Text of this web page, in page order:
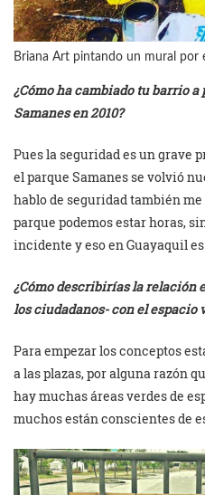
Briana Art pintando un mural por
¿Cómo ha cambiado tu barrio
Samanes en 2010?
Pues la seguridad es un grave
el parque Samanes se volvió
hablo de seguridad también
parque podemos estar horas,
incidente y eso en Guayaquil es
¿Cómo describirías la relación
los ciudadanos- con el espacio
Para empezar los conceptos
a las plazas, por alguna razón
hay muchas áreas verdes de
muchos están conscientes de